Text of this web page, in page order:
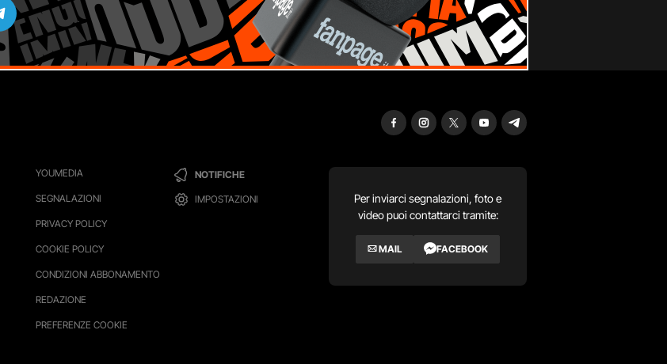
YOUMEDIA
SEGNALAZIONI
PRIVACY POLICY
COOKIE POLICY
CONDIZIONI ABBONAMENTO
REDAZIONE
PREFERENZE COOKIE
NOTIFICHE
IMPOSTAZIONI
Per inviarci segnalazioni, foto e
video puoi contattarci tramite:
MAIL FACEBOOK